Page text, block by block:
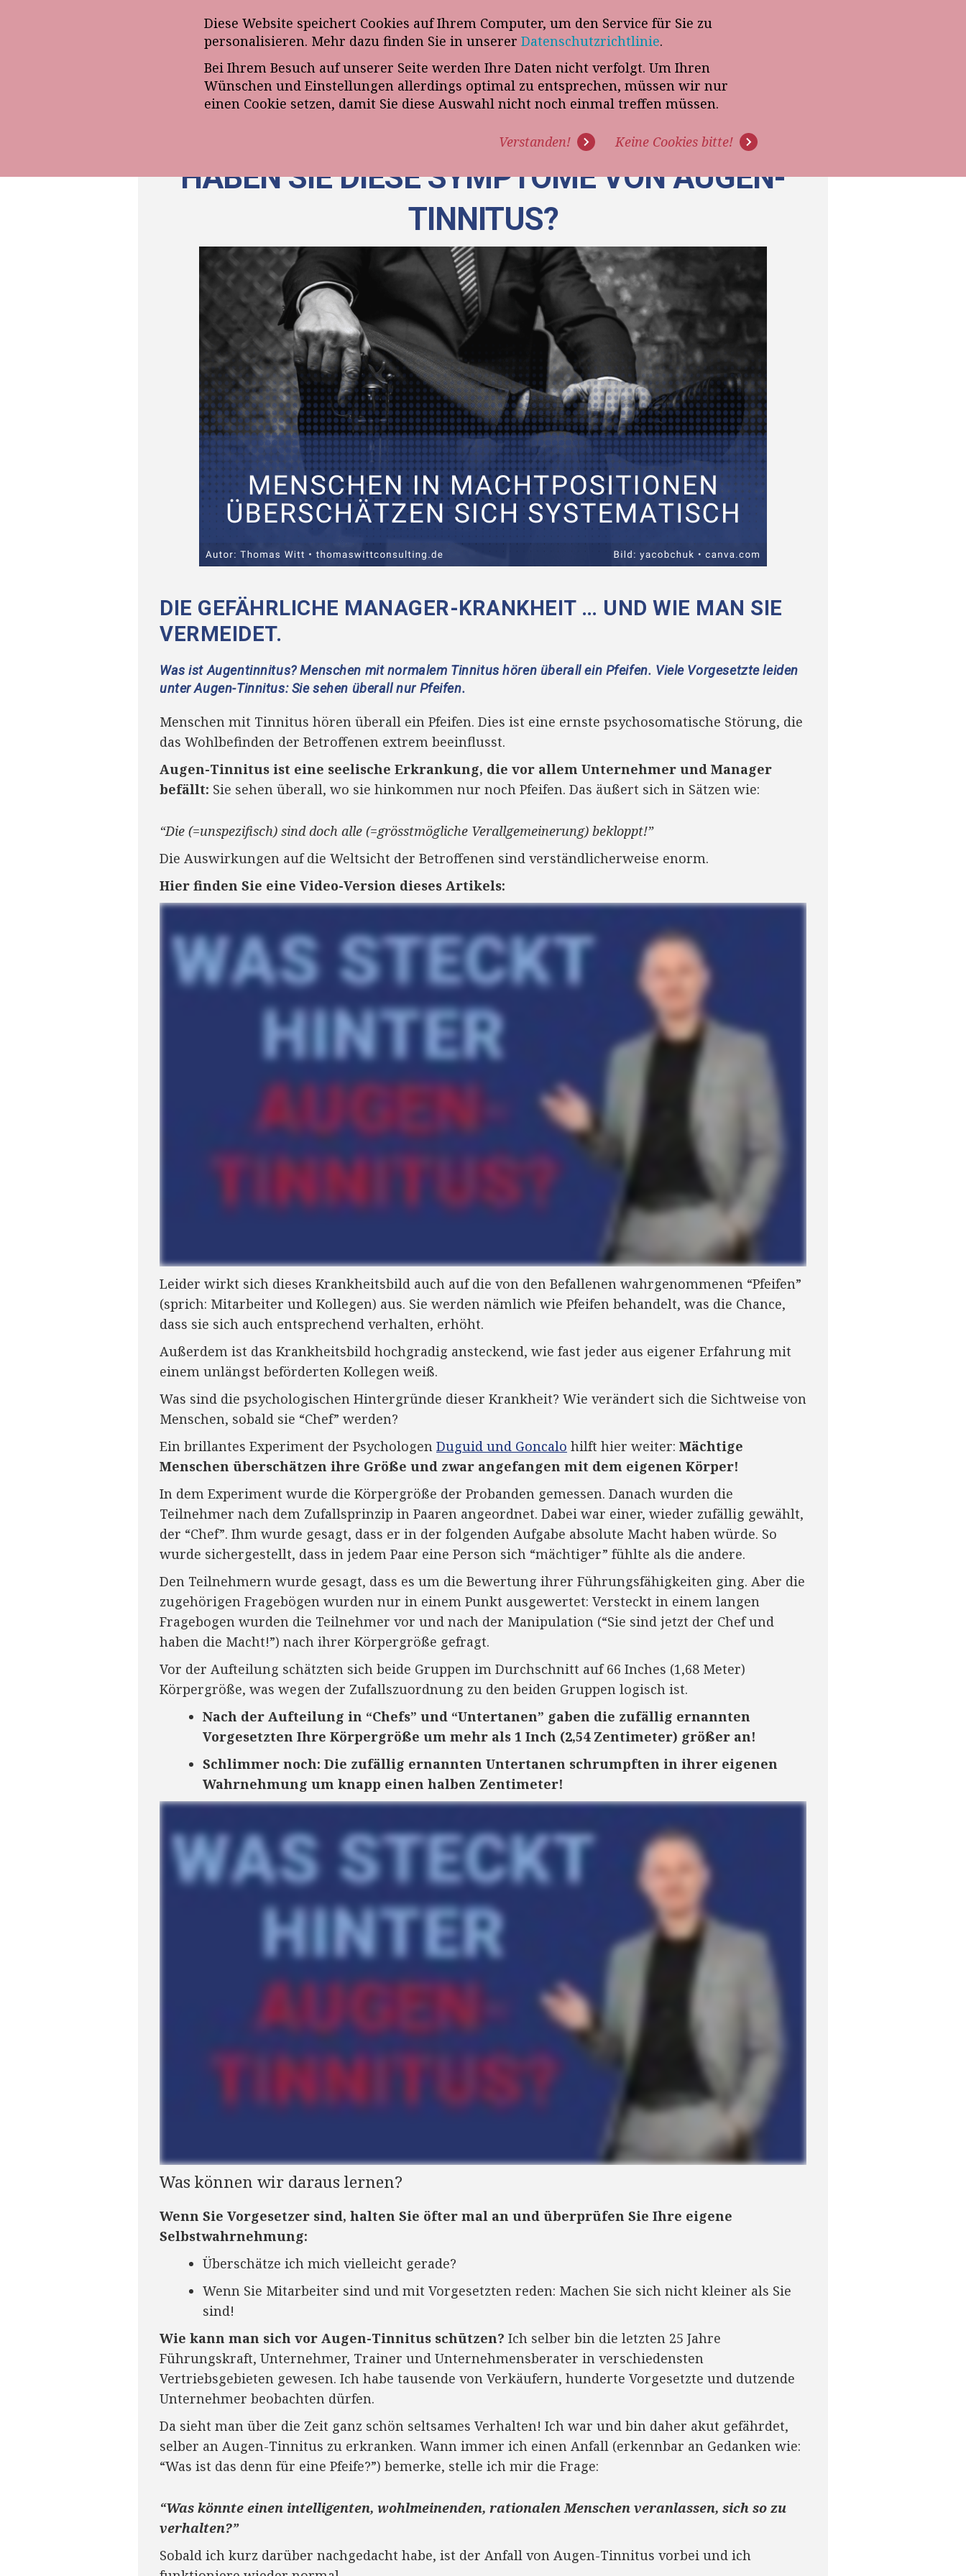
Diese Website speichert Cookies auf Ihrem Computer, um den Service für Sie zu
personalisieren. Mehr dazu finden Sie in unserer Datenschutzrichtlinie.
Bei Ihrem Besuch auf unserer Seite werden Ihre Daten nicht verfolgt. Um Ihren
Wünschen und Einstellungen allerdings optimal zu entsprechen, müssen wir nur
einen Cookie setzen, damit Sie diese Auswahl nicht noch einmal treffen müssen.
Verstanden! Keine Cookies bitte!
Anmeldung zum E-Mail-Newsletter„VERKAUFSSTEUERER“ Telefon-Termin mit Thomas Witt
ÜBER UNS PROGRAMME EXPERTISE REFERENZEN BLOG PODCAST
HABEN SIE DIESE SYMPTOME VON AUGEN-
TINNITUS?
DIE GEFÄHRLICHE MANAGER-KRANKHEIT … UND WIE MAN SIE
VERMEIDET.
Was ist Augentinnitus? Menschen mit normalem Tinnitus hören überall ein Pfeifen. Viele Vorgesetzte leiden
unter Augen-Tinnitus: Sie sehen überall nur Pfeifen.
Menschen mit Tinnitus hören überall ein Pfeifen. Dies ist eine ernste psychosomatische Störung, die
das Wohlbefinden der Betroffenen extrem beeinflusst.
Augen-Tinnitus ist eine seelische Erkrankung, die vor allem Unternehmer und Manager
befällt: Sie sehen überall, wo sie hinkommen nur noch Pfeifen. Das äußert sich in Sätzen wie:
“Die (=unspezifisch) sind doch alle (=grösstmögliche Verallgemeinerung) bekloppt!”
Die Auswirkungen auf die Weltsicht der Betroffenen sind verständlicherweise enorm.
Hier finden Sie eine Video-Version dieses Artikels:
Leider wirkt sich dieses Krankheitsbild auch auf die von den Befallenen wahrgenommenen “Pfeifen”
(sprich: Mitarbeiter und Kollegen) aus. Sie werden nämlich wie Pfeifen behandelt, was die Chance,
dass sie sich auch entsprechend verhalten, erhöht.
Außerdem ist das Krankheitsbild hochgradig ansteckend, wie fast jeder aus eigener Erfahrung mit
einem unlängst beförderten Kollegen weiß.
Was sind die psychologischen Hintergründe dieser Krankheit? Wie verändert sich die Sichtweise von
Menschen, sobald sie “Chef” werden?
Ein brillantes Experiment der Psychologen Duguid und Goncalo hilft hier weiter: Mächtige
Menschen überschätzen ihre Größe und zwar angefangen mit dem eigenen Körper!
In dem Experiment wurde die Körpergröße der Probanden gemessen. Danach wurden die
Teilnehmer nach dem Zufallsprinzip in Paaren angeordnet. Dabei war einer, wieder zufällig gewählt,
der “Chef”. Ihm wurde gesagt, dass er in der folgenden Aufgabe absolute Macht haben würde. So
wurde sichergestellt, dass in jedem Paar eine Person sich “mächtiger” fühlte als die andere.
Den Teilnehmern wurde gesagt, dass es um die Bewertung ihrer Führungsfähigkeiten ging. Aber die
zugehörigen Fragebögen wurden nur in einem Punkt ausgewertet: Versteckt in einem langen
Fragebogen wurden die Teilnehmer vor und nach der Manipulation (“Sie sind jetzt der Chef und
haben die Macht!”) nach ihrer Körpergröße gefragt.
Vor der Aufteilung schätzten sich beide Gruppen im Durchschnitt auf 66 Inches (1,68 Meter)
Körpergröße, was wegen der Zufallszuordnung zu den beiden Gruppen logisch ist.
Nach der Aufteilung in “Chefs” und “Untertanen” gaben die zufällig ernannten
Vorgesetzten Ihre Körpergröße um mehr als 1 Inch (2,54 Zentimeter) größer an!
Schlimmer noch: Die zufällig ernannten Untertanen schrumpften in ihrer eigenen
Wahrnehmung um knapp einen halben Zentimeter!
Was können wir daraus lernen?
Wenn Sie Vorgesetzer sind, halten Sie öfter mal an und überprüfen Sie Ihre eigene
Selbstwahrnehmung:
Überschätze ich mich vielleicht gerade?
Wenn Sie Mitarbeiter sind und mit Vorgesetzten reden: Machen Sie sich nicht kleiner als Sie
sind!
Wie kann man sich vor Augen-Tinnitus schützen? Ich selber bin die letzten 25 Jahre
Führungskraft, Unternehmer, Trainer und Unternehmensberater in verschiedensten
Vertriebsgebieten gewesen. Ich habe tausende von Verkäufern, hunderte Vorgesetzte und dutzende
Unternehmer beobachten dürfen.
Da sieht man über die Zeit ganz schön seltsames Verhalten! Ich war und bin daher akut gefährdet,
selber an Augen-Tinnitus zu erkranken. Wann immer ich einen Anfall (erkennbar an Gedanken wie:
“Was ist das denn für eine Pfeife?”) bemerke, stelle ich mir die Frage:
“Was könnte einen intelligenten, wohlmeinenden, rationalen Menschen veranlassen, sich so zu
verhalten?”
Sobald ich kurz darüber nachgedacht habe, ist der Anfall von Augen-Tinnitus vorbei und ich